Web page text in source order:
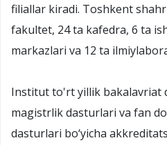
filiallar kiradi. Toshkent
fakultet, 24 ta kafedra, 6 ta
markazlari va 12 ta
Institut to'rt yillik bakalavriat
magistrlik dasturlari va fan
dasturlari bo‘yicha